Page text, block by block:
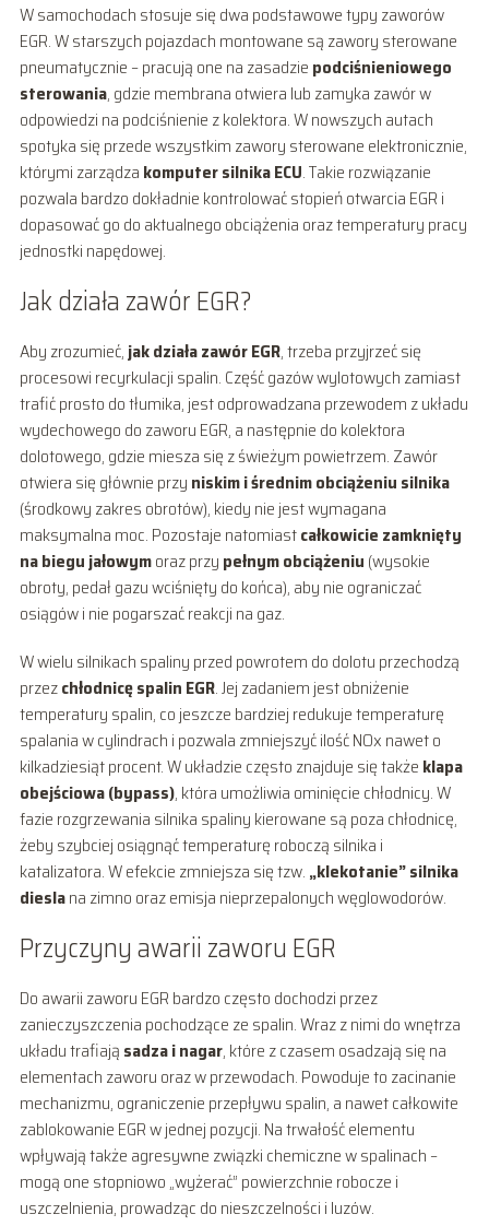
W samochodach stosuje się dwa podstawowe typy zaworów
EGR. W starszych pojazdach montowane są zawory sterowane
pneumatycznie – pracują one na zasadzie podciśnieniowego
sterowania, gdzie membrana otwiera lub zamyka zawór w
odpowiedzi na podciśnienie z kolektora. W nowszych autach
spotyka się przede wszystkim zawory sterowane elektronicznie,
którymi zarządza komputer silnika ECU. Takie rozwiązanie
pozwala bardzo dokładnie kontrolować stopień otwarcia EGR i
dopasować go do aktualnego obciążenia oraz temperatury pracy
jednostki napędowej.
Jak działa zawór EGR?
Aby zrozumieć,jak działa zawór EGR, trzeba przyjrzeć się
procesowi recyrkulacji spalin. Część gazów wylotowych zamiast
trafić prosto do tłumika, jest odprowadzana przewodem z układu
wydechowego do zaworu EGR, a następnie do kolektora
dolotowego, gdzie miesza się z świeżym powietrzem. Zawór
otwiera się głównie przy niskim i średnim obciążeniu silnika
(środkowy zakres obrotów), kiedy nie jest wymagana
maksymalna moc. Pozostaje natomiastcałkowicie zamknięty
na biegu jałowymoraz przy pełnym obciążeniu (wysokie
obroty, pedał gazu wciśnięty do końca), aby nie ograniczać
osiągów i nie pogarszać reakcji na gaz.
W wielu silnikach spaliny przed powrotem do dolotu przechodzą
przezchłodnicę spalin EGR. Jej zadaniem jest obniżenie
temperatury spalin, co jeszcze bardziej redukuje temperaturę
spalania w cylindrach i pozwala zmniejszyć ilość NOx nawet o
kilkadziesiąt procent. W układzie często znajduje się także klapa
obejściowa (bypass), która umożliwia ominięcie chłodnicy. W
fazie rozgrzewania silnika spaliny kierowane są poza chłodnicę,
żeby szybciej osiągnąć temperaturę roboczą silnika i
katalizatora. W efekcie zmniejsza się tzw. „klekotanie” silnika
dieslana zimno oraz emisja nieprzepalonych węglowodorów.
Przyczyny awarii zaworu EGR
Do awarii zaworu EGR bardzo często dochodzi przez
zanieczyszczenia pochodzące ze spalin. Wraz z nimi do wnętrza
układu trafiają sadza i nagar, które z czasem osadzają się na
elementach zaworu oraz w przewodach. Powoduje to zacinanie
mechanizmu, ograniczenie przepływu spalin, a nawet całkowite
zablokowanie EGR w jednej pozycji. Na trwałość elementu
wpływają także agresywne związki chemiczne w spalinach –
mogą one stopniowo „wyżerać” powierzchnie robocze i
uszczelnienia, prowadząc do nieszczelności i luzów.